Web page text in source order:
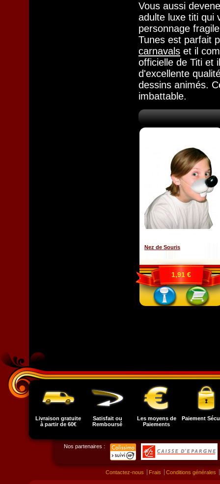
Vous aussi
adulte luxe titi qui
personnage
Tunes est parfait
carnavals et il
officielle de Titi et
d'excellente
dessins animés.
imbattable.
Nez de Souris
1,91 €
Livraison gratuite
à partir de 60€
Satisfait ou
Remboursé
Les moyens de
Paiements
Paiement
Nos partenaires :
Contactez-nous Frais Conditions générales